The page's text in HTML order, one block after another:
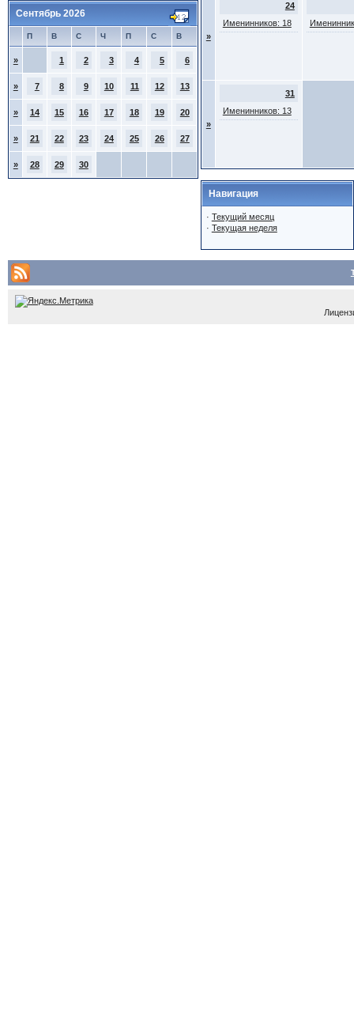
Сентябрь 2026
П В С Ч П С В
» 1 2 3 4 5 6
» 7 8 9 10 11 12 13
» 14 15 16 17 18 19 20
» 21 22 23 24 25 26 27
» 28 29 30
»
24
Именинников: 18
»
31
Именинников: 13
Навигация
· Текущий месяц
· Текущая неделя